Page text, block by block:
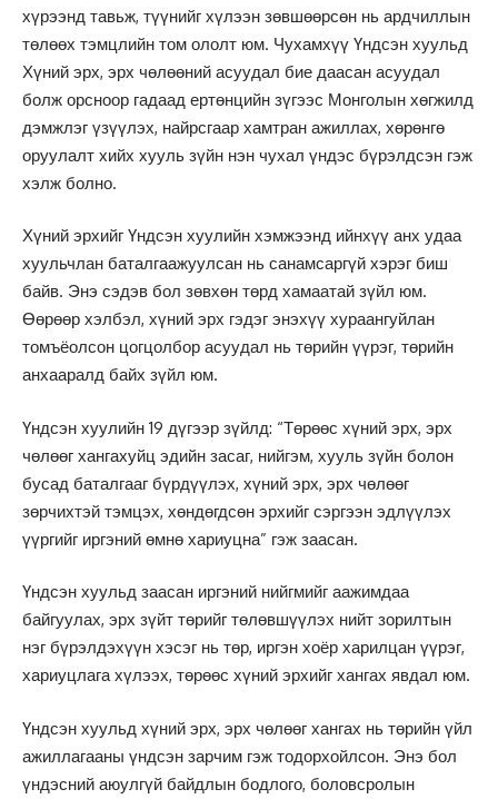
хүрээнд тавьж, түүнийг хүлээн зөвшөөрсөн нь ардчиллын
төлөөх тэмцлийн том ололт юм. Чухамхүү Үндсэн хуульд
Хүний эрх, эрх чөлөөний асуудал бие даасан асуудал
болж орсноор гадаад ертөнцийн зүгээс Монголын хөгжилд
дэмжлэг үзүүлэх, найрсгаар хамтран ажиллах, хөрөнгө
оруулалт хийх хууль зүйн нэн чухал үндэс бүрэлдсэн гэж
хэлж болно.
Хүний эрхийг Үндсэн хуулийн хэмжээнд ийнхүү анх удаа
хуульчлан баталгаажуулсан нь санамсаргүй хэрэг биш
байв. Энэ сэдэв бол зөвхөн төрд хамаатай зүйл юм.
Өөрөөр хэлбэл, хүний эрх гэдэг энэхүү хураангуйлан
томъёолсон цогцолбор асуудал нь төрийн үүрэг, төрийн
анхааралд байх зүйл юм.
Үндсэн хуулийн 19 дүгээр зүйлд: “Төрөөс хүний эрх, эрх
чөлөөг хангахуйц эдийн засаг, нийгэм, хууль зүйн болон
бусад баталгааг бүрдүүлэх, хүний эрх, эрх чөлөөг
зөрчихтэй тэмцэх, хөндөгдсөн эрхийг сэргээн эдлүүлэх
үүргийг иргэний өмнө хариуцна” гэж заасан.
Үндсэн хуульд заасан иргэний нийгмийг аажимдаа
байгуулах, эрх зүйт төрийг төлөвшүүлэх нийт зорилтын
нэг бүрэлдэхүүн хэсэг нь төр, иргэн хоёр харилцан үүрэг,
хариуцлага хүлээх, төрөөс хүний эрхийг хангах явдал юм.
Үндсэн хуульд хүний эрх, эрх чөлөөг хангах нь төрийн үйл
ажиллагааны үндсэн зарчим гэж тодорхойлсон. Энэ бол
үндэсний аюулгүй байдлын бодлого, боловсролын